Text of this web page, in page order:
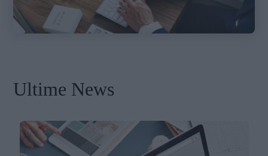
Ultime News